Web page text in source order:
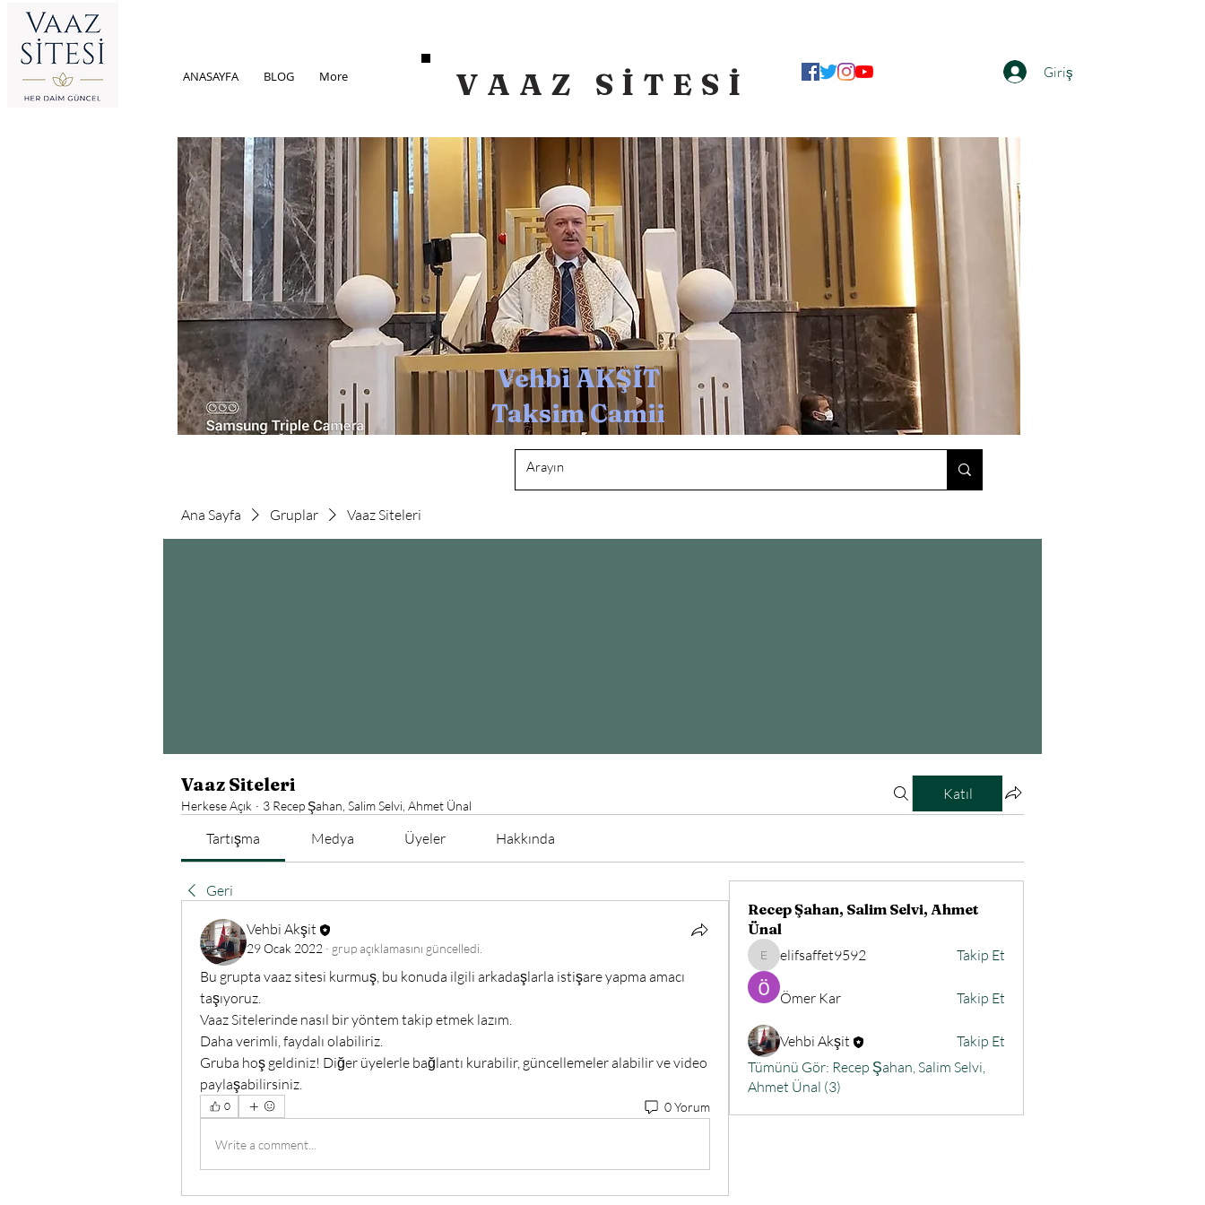
ANASAYFA BLOG More VAAZ SİTESİ Giriş
Vehbi AKŞİT
Taksim Camii
Ana Sayfa Gruplar Vaaz Siteleri
Vaaz Siteleri
Herkese Açık · 3 Recep Şahan, Salim Selvi, Ahmet Ünal
Katıl
Tartışma Medya Üyeler Hakkında
Geri
Vehbi Akşit
29 Ocak 2022 · grup açıklamasını güncelledi.
Bu grupta vaaz sitesi kurmuş, bu konuda ilgili arkadaşlarla istişare yapma amacı
taşıyoruz.
Vaaz Sitelerinde nasıl bir yöntem takip etmek lazım.
Daha verimli, faydalı olabiliriz.
Gruba hoş geldiniz! Diğer üyelerle bağlantı kurabilir, güncellemeler alabilir ve video
paylaşabilirsiniz.
0 0 Yorum
Write a comment...
Recep Şahan, Salim Selvi, Ahmet
Ünal
elifsaffet9592
elifsaffet9592 Takip Et
Ömer Kar Takip Et
Vehbi Akşit
Takip Et
Tümünü Gör: Recep Şahan, Salim Selvi,
Ahmet Ünal (3)